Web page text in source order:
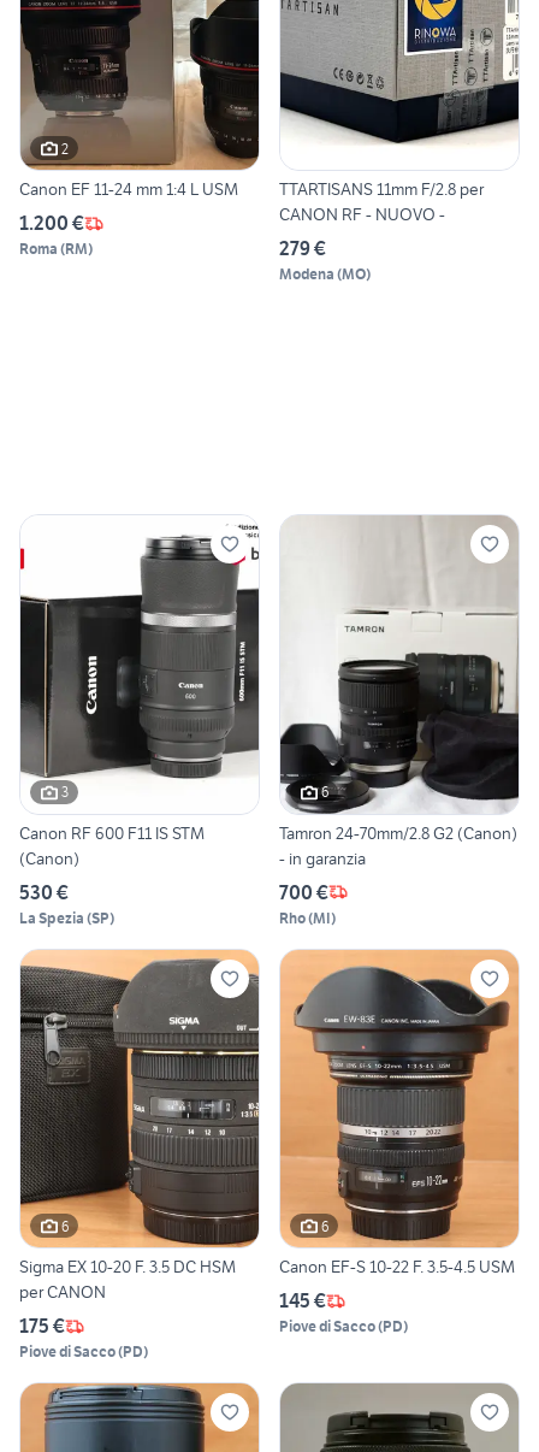
2
Canon EF 11-24 mm 1:4 L USM
1.200 €
Roma (RM)
TTARTISANS 11mm F/2.8 per
CANON RF - NUOVO -
279 €
Modena (MO)
3
Canon RF 600 F11 IS STM
(Canon)
530 €
La Spezia (SP)
6
Tamron 24-70mm/2.8 G2 (Canon)
- in garanzia
700 €
Rho(MI)
6
Sigma EX 10-20 F. 3.5 DC HSM
per CANON
175 €
Piove di Sacco(PD)
6
Canon EF-S 10-22 F. 3.5-4.5 USM
145 €
Piove di Sacco(PD)